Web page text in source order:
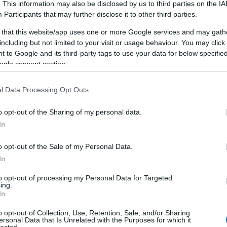
This information may also be disclosed by us to third parties on the
Participants that may further disclose it to other third parties.
that this website/app uses one or more Google services and may
but not limited to your visit or usage behaviour. You may
to Google and its third-party tags to use your data for below
consent section.
Data Processing Opt Outs
opt-out of the Sharing of my personal data.
opt-out of the Sale of my Personal Data.
opt-out of processing my Personal Data for Targeted
opt-out of Collection, Use, Retention, Sale, and/or Sharing
Data that Is Unrelated with the Purposes for which it
TAMÁSI TERMÁLFÜRDŐ, FÜRDŐ,
ÉLMÉNYFÜRDŐ
télen és nyáron egyaránt.
GYEREKEKNEK 2019
Az önfejlesztés egy olyan átfogó folyamat,
tudásának és általános jólétének